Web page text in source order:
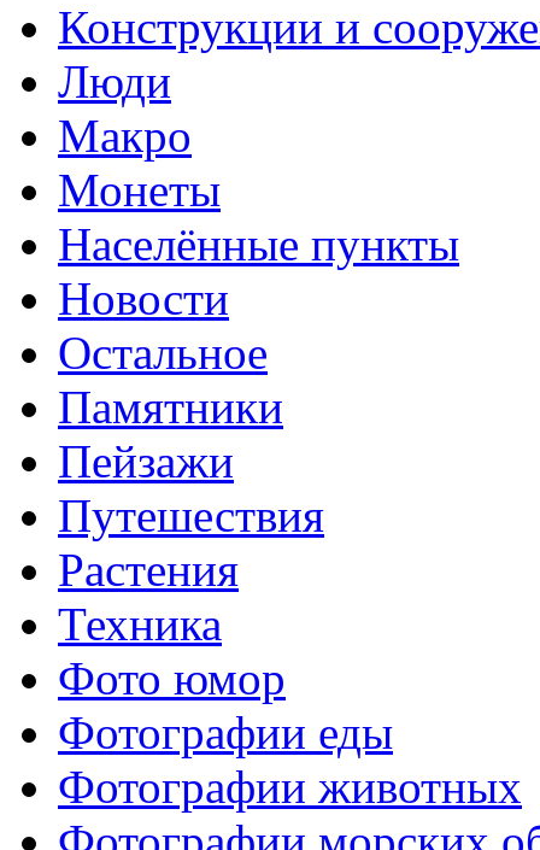
Конструкции и
Люди
Макро
Монеты
Населённые пункты
Новости
Остальное
Памятники
Пейзажи
Путешествия
Растения
Техника
Фото юмор
Фотографии еды
Фотографии животных